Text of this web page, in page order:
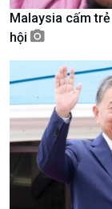
Chuyển đổi Xanh
Tài nguyên và
Chuyên gia của
Xã hội chuyển
Bước chân đến
Malaysia cấm
hội